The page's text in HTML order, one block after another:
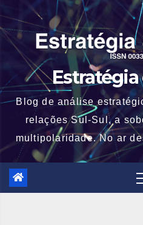
to
content
Estratégia
Blog de análise
relações Sul-Sul, a
multipolaridade. No ar